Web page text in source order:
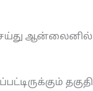
ஆன்லைனில்
தகுதி